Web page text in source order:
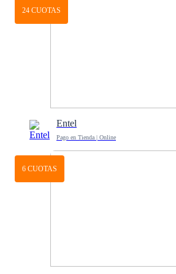
24 CUOTAS
Entel
Pago en Tienda | Online
6 CUOTAS